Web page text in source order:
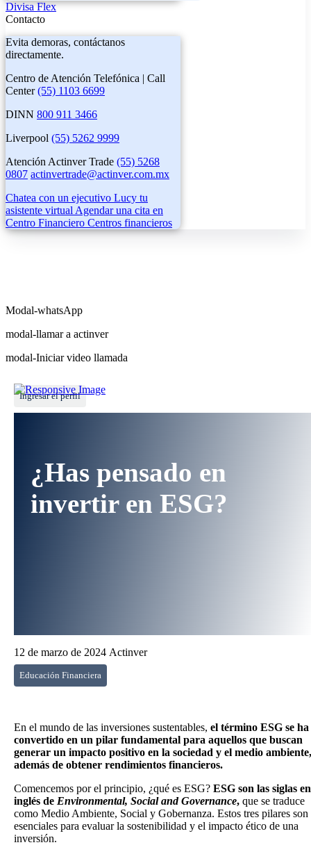
Divisa Flex
Contacto
Evita demoras, contáctanos
directamente.
Centro de Atención Telefónica | Call
Center(55) 1103 6699
DINN 800 911 3466
Liverpool (55) 5262 9999
Atención Actinver Trade (55) 5268
0807 actinvertrade@actinver.com.mx
Chatea con un ejecutivo Lucy tu
asistente virtual Agendar una cita en
Centro Financiero Centros financieros
Modal-whatsApp
modal-llamar a actinver
modal-Iniciar video llamada
Ingresar el perfil
¿Has pensado en
invertir en ESG?
12 de marzo de 2024 Actinver
Educación Financiera
En el mundo de las inversiones sustentables, el término ESG se ha
convertido en un pilar fundamental para aquellos que buscan
generar un impacto positivo en la sociedad y el medio ambiente,
además de obtener rendimientos financieros.
Comencemos por el principio, ¿qué es ESG? ESG son las siglas en
inglés de Environmental, Social and Governance, que se traduce
como Medio Ambiente, Social y Gobernanza. Estos tres pilares son
esenciales para evaluar la sostenibilidad y el impacto ético de una
inversión.